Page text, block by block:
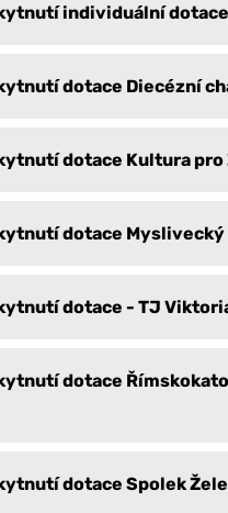
individuální
dotace Diecézní
dotace Kultura pro
dotace
dotace - TJ
dotace
dotace Spolek